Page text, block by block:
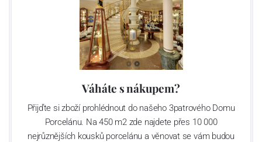
Váháte s nákupem?
Přijďte si zboží prohlédnout do našeho 3patrového Domu
Porcelánu. Na 450 m2 zde najdete přes 10 000
nejrůznějších kousků porcelánu a věnovat se vám budou